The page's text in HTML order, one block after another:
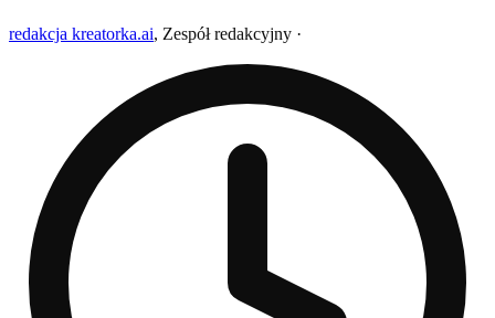
redakcja kreatorka.ai, Zespół redakcyjny ·